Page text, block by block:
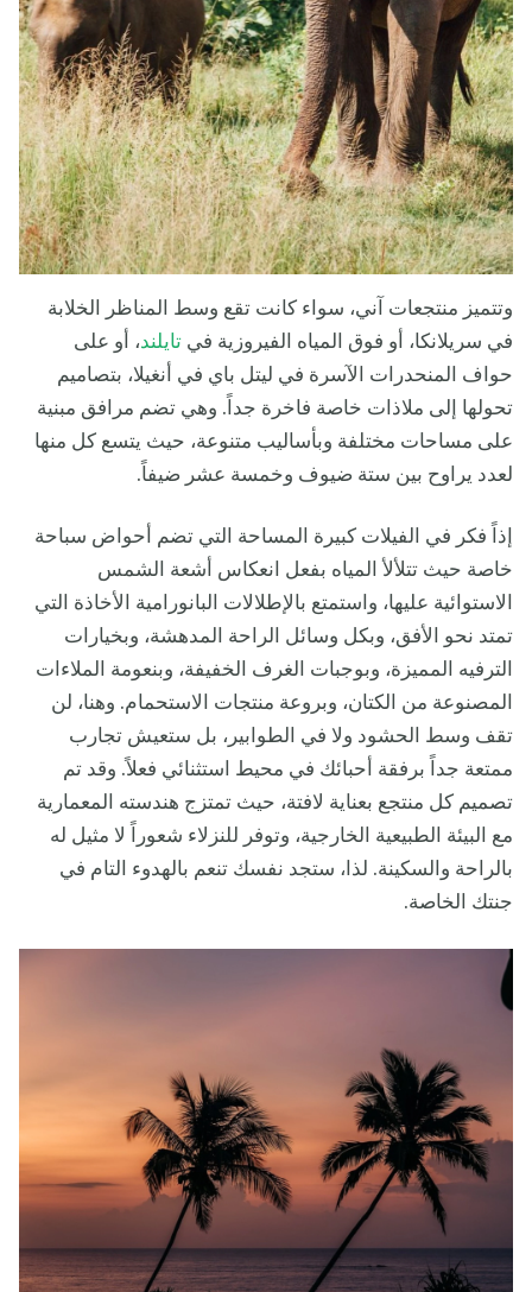
وتتميز منتجعات آني، سواء كانت تقع وسط المناظر الخلابة
في سريلانكا، أو فوق المياه الفيروزية في تايلند، أو على
حواف المنحدرات الآسرة في ليتل باي في أنغيلا، بتصاميم
تحولها إلى ملاذات خاصة فاخرة جداً. وهي تضم مرافق مبنية
على مساحات مختلفة وبأساليب متنوعة، حيث يتسع كل منها
لعدد يراوح بين ستة ضيوف وخمسة عشر ضيفاً.
إذاً فكر في الفيلات كبيرة المساحة التي تضم أحواض سباحة
خاصة حيث تتلألأ المياه بفعل انعكاس أشعة الشمس
الاستوائية عليها، واستمتع بالإطلالات البانورامية الأخاذة التي
تمتد نحو الأفق، وبكل وسائل الراحة المدهشة، وبخيارات
الترفيه المميزة، وبوجبات الغرف الخفيفة، وبنعومة الملاءات
المصنوعة من الكتان، وبروعة منتجات الاستحمام. وهنا، لن
تقف وسط الحشود ولا في الطوابير، بل ستعيش تجارب
ممتعة جداً برفقة أحبائك في محيط استثنائي فعلاً. وقد تم
تصميم كل منتجع بعناية لافتة، حيث تمتزج هندسته المعمارية
مع البيئة الطبيعية الخارجية، وتوفر للنزلاء شعوراً لا مثيل له
بالراحة والسكينة. لذا، ستجد نفسك تنعم بالهدوء التام في
جنتك الخاصة.